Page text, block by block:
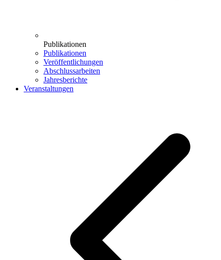
Publikationen
Publikationen
Veröffentlichungen
Abschlussarbeiten
Jahresberichte
Veranstaltungen